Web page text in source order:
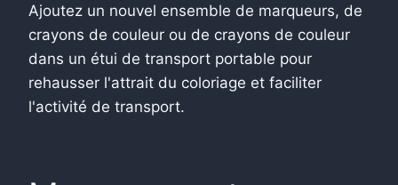
Ajoutez un nouvel ensemble de marqueurs, de
crayons de couleur ou de crayons de couleur
dans un étui de transport portable pour
rehausser l'attrait du coloriage et faciliter
l'activité de transport.